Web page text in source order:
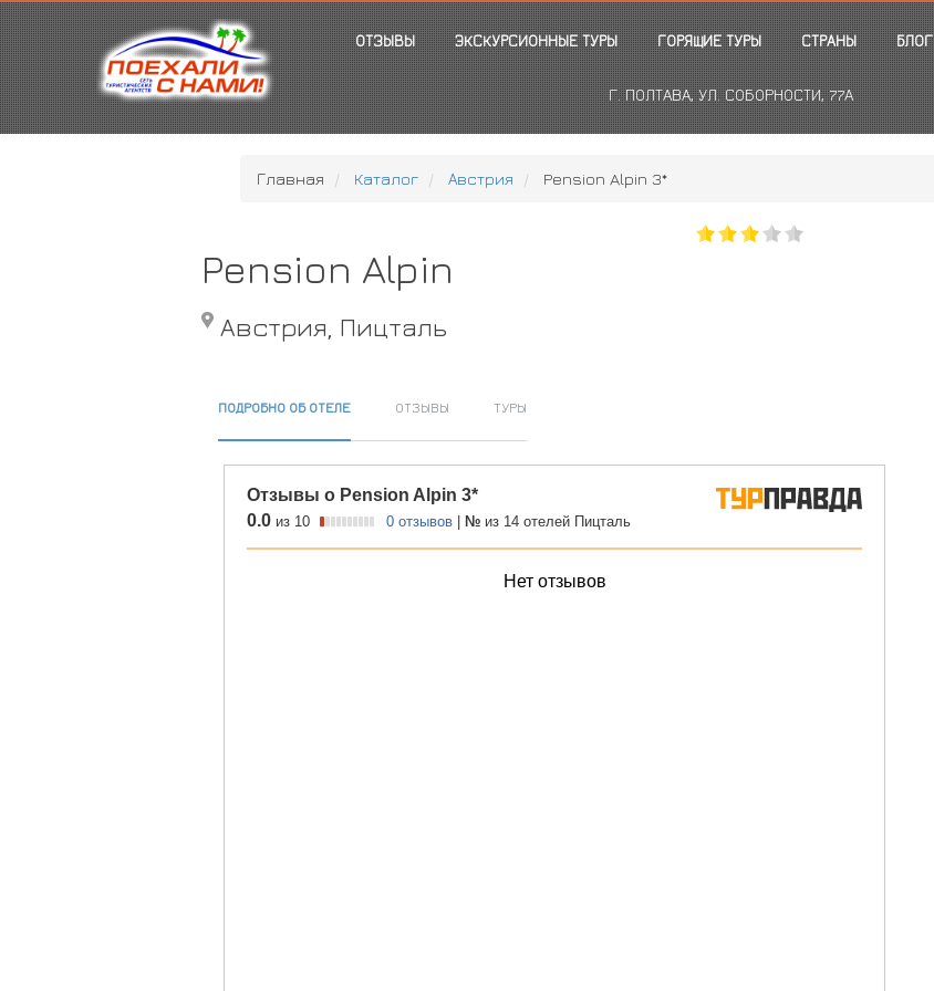
ОТЗЫВЫ ЭКСКУРСИОННЫЕ ТУРЫ ГОРЯЩИЕ ТУРЫ СТРАНЫ БЛОГ
Г. ПОЛТАВА, УЛ. СОБОРНОСТИ, 77А
Главная Каталог Австрия Pension Alpin 3*
Pension Alpin
Австрия, Пицталь
ПОДРОБНО ОБ ОТЕЛЕ ОТЗЫВЫ ТУРЫ